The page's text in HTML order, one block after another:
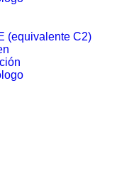
(equivalente C2)